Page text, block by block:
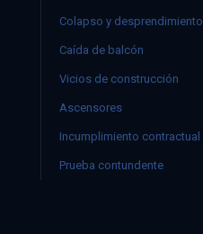
Colapso y desprendimiento
Caída de balcón
Vicios de construcción
Ascensores
Incumplimiento contractual
Prueba contundente